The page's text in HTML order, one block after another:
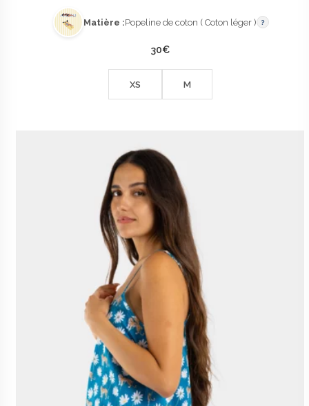
Matière :Popeline de coton ( Coton léger ) ?
30€
XS M